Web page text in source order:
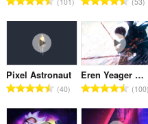
ม
ด
:
น
น
ม
ทั้
ง
ม
น
น
ร
ว
ม
ทั้
ง
ม
ะ
แ
น
น
ว
น
ค
ะ
แ
น
น
Pixel Astronaut
จำ
ว
40
Eren Yeager Survey Corps
จำ
ว
100